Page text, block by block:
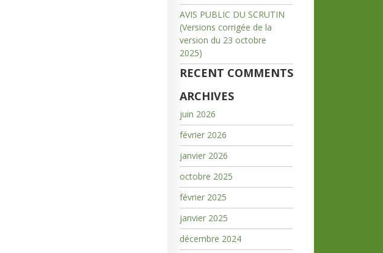
AVIS PUBLIC DU SCRUTIN
(Versions corrigée de la
version du 23 octobre
2025)
RECENT COMMENTS
ARCHIVES
juin 2026
février 2026
janvier 2026
octobre 2025
février 2025
janvier 2025
décembre 2024